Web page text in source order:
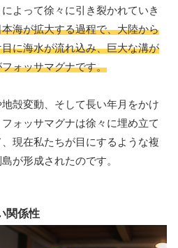
よって徐々に引き裂かれていき
海が拡大する過程で、大陸から
に海水が流れ込み、巨大な溝が
ォッサマグナです。
殻変動、そして長い年月をかけ
ォッサマグナは徐々に埋め立て
現在私たちが目にするような複
が形成されたのです。
関係性